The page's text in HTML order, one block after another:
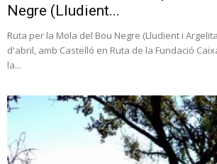
Negre (Lludient...
Ruta per la Mola del Bou Negre (Lludient i
d'abril, amb Castelló en Ruta de la Fundació
la...